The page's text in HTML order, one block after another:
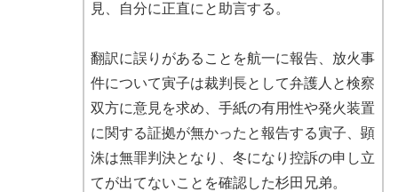
見、自分に正直にと助言する。
翻訳に誤りがあることを航一に報告、放火事
件について寅子は裁判長として弁護人と検察
双方に意見を求め、手紙の有用性や発火装置
に関する証拠が無かったと報告する寅子、顕
洙は無罪判決となり、冬になり控訴の申し立
てが出てないことを確認した杉田兄弟。